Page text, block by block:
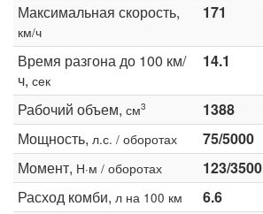
Максимальная скорость,
км/ч
171
Время разгона до 100 км/
ч, сек
14.1
Рабочий объем, см3
1388
Мощность, л.с. / оборотах
75/5000
Момент, Н·м / оборотах
123/3500
Расход комби, л на 100 км
6.6